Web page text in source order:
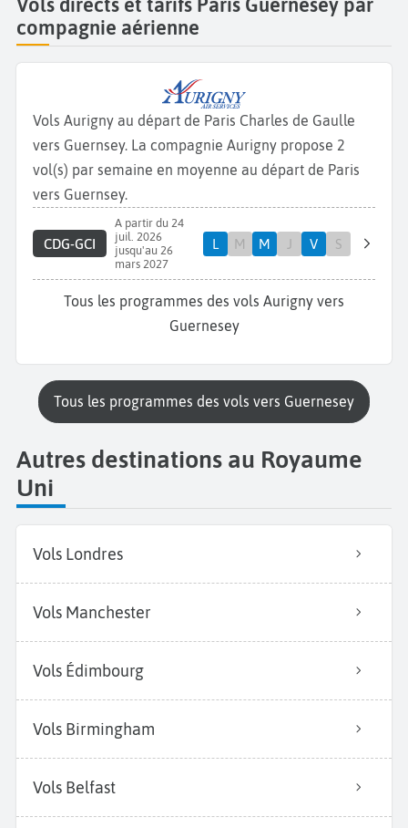
Vols directs et tarifs Paris Guernesey par
compagnie aérienne
Vols Aurigny au départ de Paris Charles de Gaulle
vers Guernsey. La compagnie Aurigny propose 2
vol(s) par semaine en moyenne au départ de Paris
vers Guernsey.
CDG-GCI
A partir du 24
juil. 2026
jusqu'au 26
mars 2027
L M M J V S
Tous les programmes des vols Aurigny vers
Guernesey
Tous les programmes des vols vers Guernesey
Autres destinations au Royaume
Uni
Vols Londres
Vols Manchester
Vols Édimbourg
Vols Birmingham
Vols Belfast